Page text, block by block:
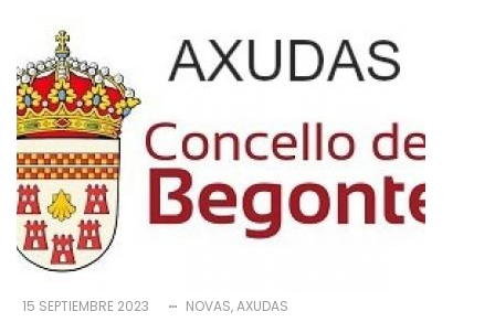
15 SEPTIEMBRE 2023 NOVAS AXUDAS